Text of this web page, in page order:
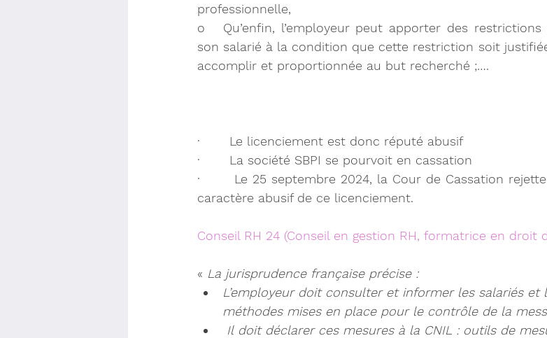
professionnelle,
o   Qu’enfin, l’employeur peut apporter des
son salarié à la condition que cette restriction soit
accomplir et proportionnée au but recherché ;….
· Le licenciement est donc réputé abusif
·       La société SBPI se pourvoit en cassation
caractère abusif de ce licenciement.
Conseil RH 24 (Conseil en gestion RH, formatrice en droit
« La jurisprudence française précise :
L’employeur doit consulter et informer les salariés et
méthodes mises en place pour le contrôle de la
Il doit déclarer ces mesures à la CNIL : outils de